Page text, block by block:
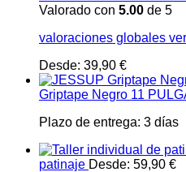
Valorado con 5.00 de 5
valoraciones globales
Desde: 39,90 €
Griptape Negro 11
Plazo de entrega: 3 días
patinaje Desde: 59,90 €